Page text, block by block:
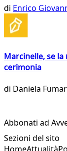
di Enrico
Marcinelle, se
cerimonia
di Daniela
Abbonati ad
Sezioni del sito